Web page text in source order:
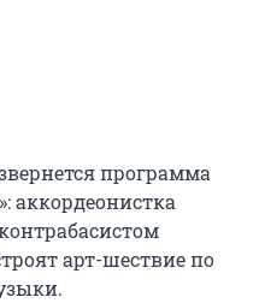
программа
аккордеонистка
арт-шествие по